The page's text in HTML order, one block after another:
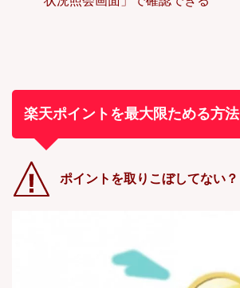
楽天ポイントを最大限ためる方法
ポイントを取りこぼしてない？